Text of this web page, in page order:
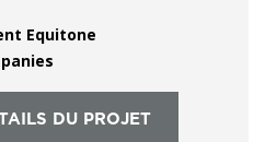
Equitone
DU PROJET